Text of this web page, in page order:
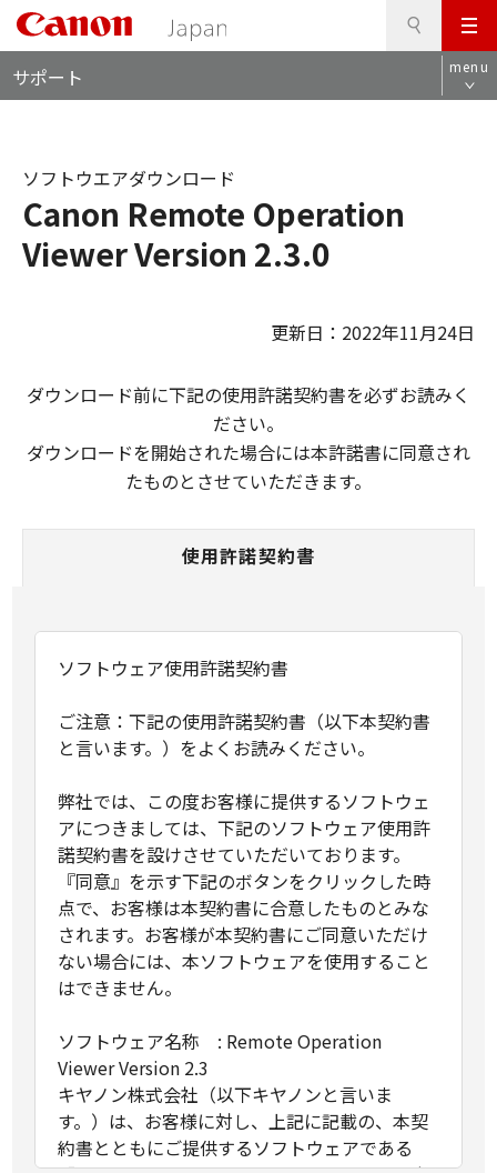
メ
ニ
ュ
サポート menu
Canon Remote Operation
Viewer Version 2.3.0
ソフトウエアダウンロード
更新日：2022年11月24日
ダウンロード前に下記の使用許諾契約書を必ずお読みく
ださい。
ダウンロードを開始された場合には本許諾書に同意され
たものとさせていただきます。
使用許諾契約書
ソフトウェア使用許諾契約書
ご注意：下記の使用許諾契約書（以下本契約書
と言います。）をよくお読みください。
弊社では、この度お客様に提供するソフトウェ
アにつきましては、下記のソフトウェア使用許
諾契約書を設けさせていただいております。
『同意』を示す下記のボタンをクリックした時
点で、お客様は本契約書に合意したものとみな
されます。お客様が本契約書にご同意いただけ
ない場合には、本ソフトウェアを使用すること
はできません。
ソフトウェア名称 : Remote Operation
Viewer Version 2.3
キヤノン株式会社（以下キヤノンと言いま
す。）は、お客様に対し、上記に記載の、本契
約書とともにご提供するソフトウェアである